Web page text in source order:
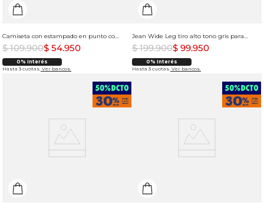
Camiseta con estampado en punto corazón para hombre
$ 109.900$ 54.950
0% Interés
Hasta 3 cuotas. Ver bancos.
Jean Wide Leg tiro alto tono gris para mujer
$ 199.900$ 99.950
0% Interés
Hasta 3 cuotas. Ver bancos.